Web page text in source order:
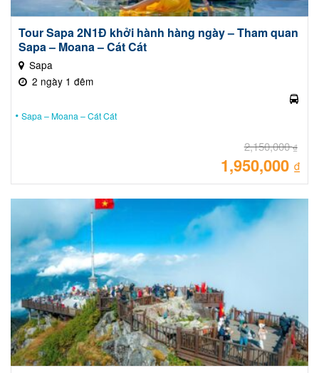
Tour Sapa 2N1Đ khởi hành hàng ngày – Tham quan
Sapa – Moana – Cát Cát
Sapa
2 ngày 1 đêm
Sapa – Moana – Cát Cát
2,150,000₫
gốc
1,950,000 ₫
Giá
tại